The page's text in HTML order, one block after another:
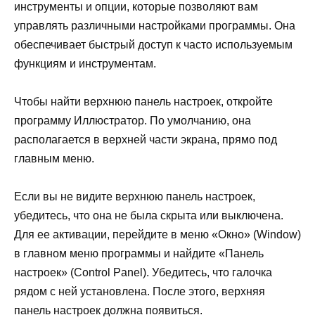
инструменты и опции, которые позволяют вам
управлять различными настройками программы. Она
обеспечивает быстрый доступ к часто используемым
функциям и инструментам.
Чтобы найти верхнюю панель настроек, откройте
программу Иллюстратор. По умолчанию, она
располагается в верхней части экрана, прямо под
главным меню.
Если вы не видите верхнюю панель настроек,
убедитесь, что она не была скрыта или выключена.
Для ее активации, перейдите в меню «Окно» (Window)
в главном меню программы и найдите «Панель
настроек» (Control Panel). Убедитесь, что галочка
рядом с ней установлена. После этого, верхняя
панель настроек должна появиться.